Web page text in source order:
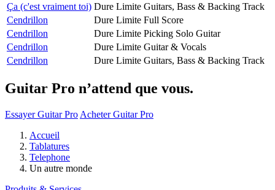
Ça (c'est vraiment toi) Dure Limite Guitars, Bass & Backing Track
Cendrillon
Dure Limite Full Score
Cendrillon
Dure Limite Picking Solo Guitar
Cendrillon
Dure Limite Guitar & Vocals
Cendrillon
Dure Limite Guitars, Bass & Backing Track
Guitar Pro n’attend que vous.
Essayer Guitar Pro Acheter Guitar Pro
Accueil
Tablatures
Telephone
Un autre monde